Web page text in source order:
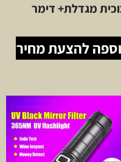
מגדלת+ דימר
להצעת מחיר